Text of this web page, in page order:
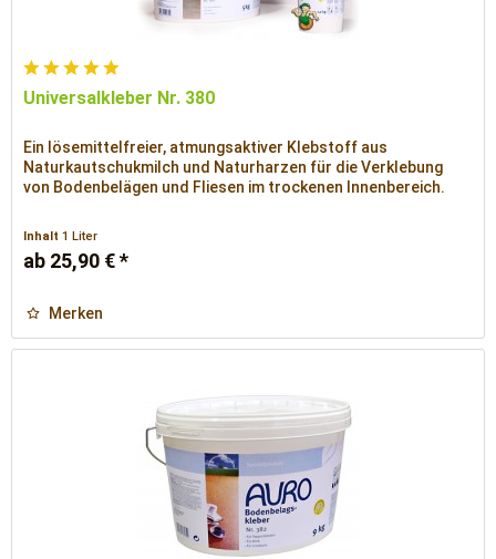
Universalkleber Nr. 380
Ein lösemittelfreier, atmungsaktiver Klebstoff aus
Naturkautschukmilch und Naturharzen für die Verklebung
von Bodenbelägen und Fliesen im trockenen Innenbereich.
Inhalt1 Liter
ab 25,90 € *
Merken